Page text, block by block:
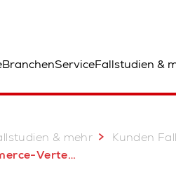
BranchenServiceFallstudien &
& mehr
Kunden
von Thrive Market